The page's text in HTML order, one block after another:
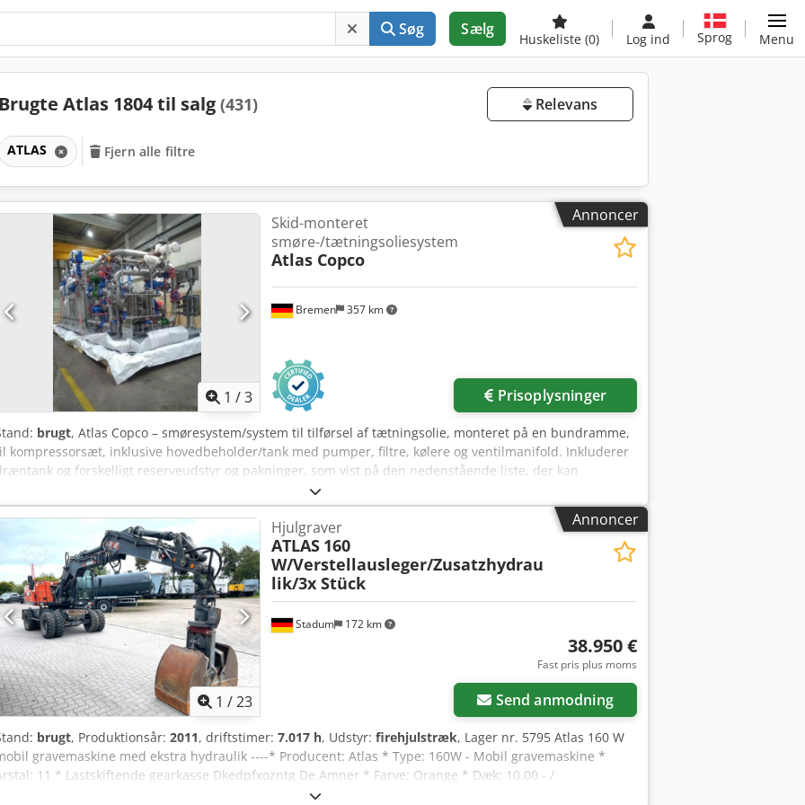
Søg Sælg
Huskeliste (0) Log ind Sprog Menu
Brugte Atlas 1804 til salg (431) Relevans
ATLAS Fjern alle filtre
Annoncer
1 /3
Bremen 357 km
Skid-monteret
smøre-/tætningsoliesystem
Atlas Copco
Prisoplysninger
brugt, Atlas Copco – smøresystem/system til tilførsel af tætningsolie, monteret på en bundramme,
kompressorsæt, inklusive hovedbeholder/tank med pumper, filtre, kølere og ventilmanifold. Inkluderer
og forskelligt reserveudstyr og pakninger, som vist på den nedenstående liste, der kan
downloades. Dksdpfozmadmox Amnsr Bemærk: Salget er betinget af, at køberen inden for 24 timer efter
betingede salgsaftale udfylder og indsender en tilfredsstillende Business Partner Due Diligence
Check (BPDDC) og en erklæring fra slutbrugeren (End User Statement, EUS), og hvis køberen ikke er
slutbrugeren, skal dette gøres for hver enkelt slutbruger. BPDDC- og EUS-formularer kan downloades fra
Annoncer
1 /23
Stadum 172 km
Hjulgraver
ATLAS 160
W/Verstellausleger/Zusatzhydrau
lik/3x Stück
38.950 €
Fast pris plus moms
Send anmodning
brugt, Produktionsår: 2011, driftstimer: 7.017 h, Udstyr: firehjulstræk, Lager nr. 5795 Atlas 160 W
gravemaskine med ekstra hydraulik ----* Producent: Atlas * Type: 160W - Mobil gravemaskine *
11 * Lastskiftende gearkasse Dkedpfxozntg De Amner * Farve: Orange * Dæk: 10.00 - /
Dobbeltmonterede dæk * kW/hk: 114 kW / 153 hk * Deutz-motor med 153 hk, vandkølet * 2-skals gribearm